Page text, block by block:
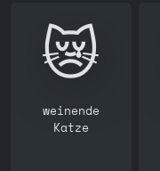
😿
weinende
Katze